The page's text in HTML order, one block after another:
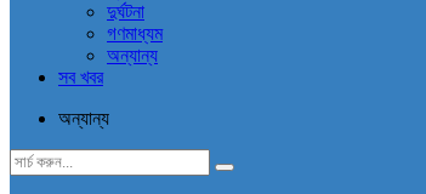
দুর্ঘটনা
গণমাধ্যম
অন্যান্য
সব খবর
অন্যান্য